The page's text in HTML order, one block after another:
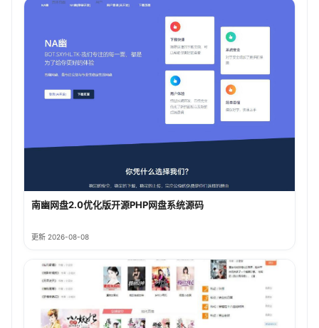
南幽网盘2.0优化版开源PHP网盘系统源码
更新 2026-08-08